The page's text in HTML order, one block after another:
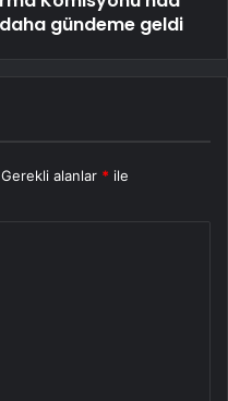
gündeme geldi
Gerekli alanlar * ile